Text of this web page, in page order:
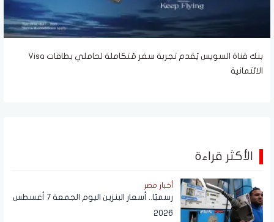
بنك قناة السويس يُقدم تجربة سفر مُتكاملة لحاملي بطاقات Visa
الائتمانية
الأكثر قراءة
أخبار مصر
رسميًا.. أسعار البنزين اليوم الجمعة 7 أغسطس
2026